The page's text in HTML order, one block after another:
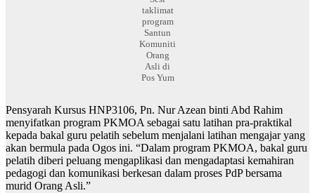
taklimat
program
Santun
Komuniti
Orang
Asli di
Pos Yum
Pensyarah Kursus HNP3106, Pn. Nur Azean binti Abd Rahim
menyifatkan program PKMOA sebagai satu latihan pra-praktikal
kepada bakal guru pelatih sebelum menjalani latihan mengajar yang
akan bermula pada Ogos ini. “Dalam program PKMOA, bakal guru
pelatih diberi peluang mengaplikasi dan mengadaptasi kemahiran
pedagogi dan komunikasi berkesan dalam proses PdP bersama
murid Orang Asli.”